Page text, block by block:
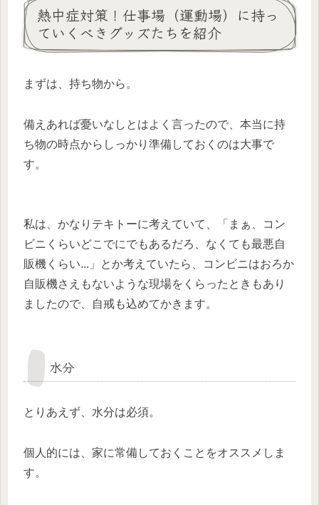
熱中症対策！仕事場（運動場）に持っ
ていくべきグッズたちを紹介
まずは、持ち物から。
備えあれば憂いなしとはよく言ったので、本当に持
ち物の時点からしっかり準備しておくのは大事で
す。
私は、かなりテキトーに考えていて、「まぁ、コン
ビニくらいどこでにでもあるだろ、なくても最悪自
販機くらい...」とか考えていたら、コンビニはおろか
自販機さえもないような現場をくらったときもあり
ましたので、自戒も込めてかきます。
水分
とりあえず、水分は必須。
個人的には、家に常備しておくことをオススメしま
す。